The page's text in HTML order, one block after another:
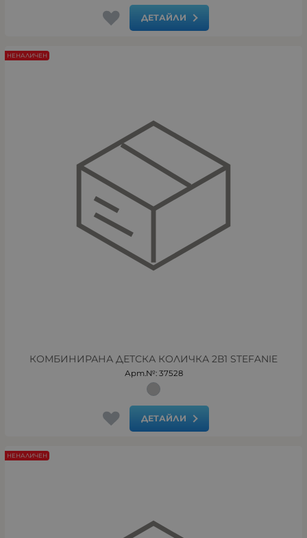
ДЕТАЙЛИ
КОМБИНИРАНА ДЕТСКА КОЛИЧКА 2В1 STEFANIE
Арт.№: 37528
ДЕТАЙЛИ
НЕНАЛИЧЕН
НЕНАЛИЧЕН